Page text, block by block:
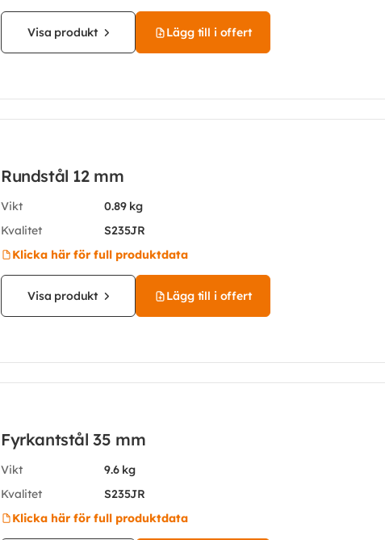
Visa produkt Lägg till i offert
Rundstål 12 mm
Vikt
0.89 kg
Kvalitet
S235JR
Klicka här för full produktdata
Visa produkt Lägg till i offert
Fyrkantstål 35 mm
Vikt
9.6 kg
Kvalitet
S235JR
Klicka här för full produktdata